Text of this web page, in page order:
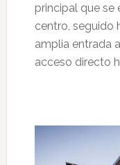
principal que se
centro, seguido
amplia entrada
acceso directo